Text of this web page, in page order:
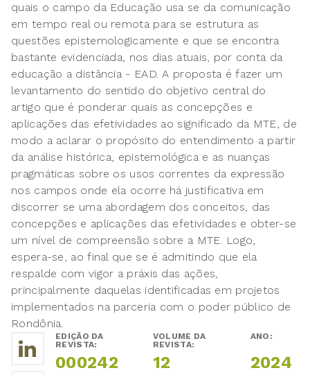
quais o campo da Educação usa se da comunicação
em tempo real ou remota para se estrutura as
questões epistemologicamente e que se encontra
bastante evidenciada, nos dias atuais, por conta da
educação a distância - EAD. A proposta é fazer um
levantamento do sentido do objetivo central do
artigo que é ponderar quais as concepções e
aplicações das efetividades ao significado da MTE, de
modo a aclarar o propósito do entendimento a partir
da análise histórica, epistemológica e as nuanças
pragmáticas sobre os usos correntes da expressão
nos campos onde ela ocorre há justificativa em
discorrer se uma abordagem dos conceitos, das
concepções e aplicações das efetividades e obter-se
um nível de compreensão sobre a MTE. Logo,
espera-se, ao final que se é admitindo que ela
respalde com vigor a práxis das ações,
principalmente daquelas identificadas em projetos
implementados na parceria com o poder público de
Rondônia.
EDIÇÃO DA
REVISTA:
000242
VOLUME DA
REVISTA:
12
ANO:
2024